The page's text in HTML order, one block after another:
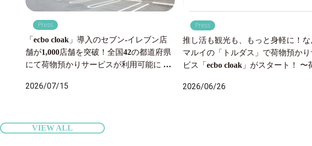
Press
「ecbo cloak」導入のセブン‐イレブン店
舗が1,000店舗を突破！全国42の都道府県
にて荷物預かりサービスが利用可能に 〜
ブン店舗にも導入開始、全国の旅行者の
2026/07/15
Press
推し活も観光も、もっと身軽に！
マルイの「トルダス」で荷物預かり
ビス「ecbo cloak」がスタート！ 〜
ップでサポート〜
2026/06/26
VIEW ALL